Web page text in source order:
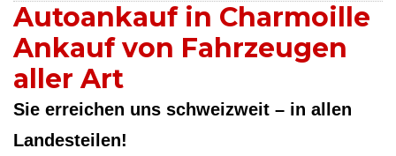
Autoankauf in Charmoille
Ankauf von Fahrzeugen
aller Art
Sie erreichen uns schweizweit – in allen
Landesteilen!